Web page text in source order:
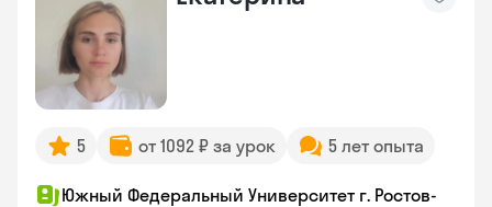
5 от 1092 ₽ за урок 5 лет опыта
Южный Федеральный Университет г. Ростов-